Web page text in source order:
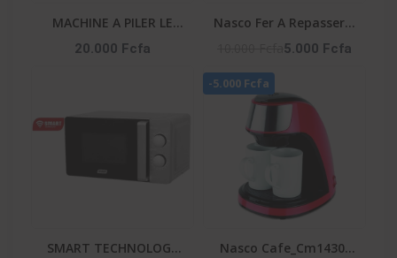
MACHINE A PILER LE
FOUTOU 6 LITRES 6PCS-
20.000 Fcfa
Nasco Fer A Repasser A
Vapeur - Fr_NA-8827A -
360° - Vert / Blanc
5.000 Fcfa
SMART TECHNOLOGY
-5.000 Fcfa
Nasco Cafe_Cm1430-